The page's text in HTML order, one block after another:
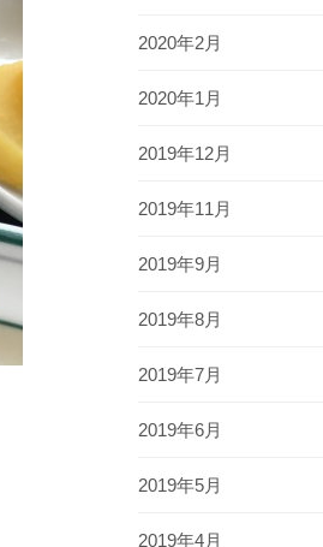
2020年2月
2020年1月
2019年12月
2019年11月
2019年9月
2019年8月
2019年7月
2019年6月
2019年5月
2019年4月